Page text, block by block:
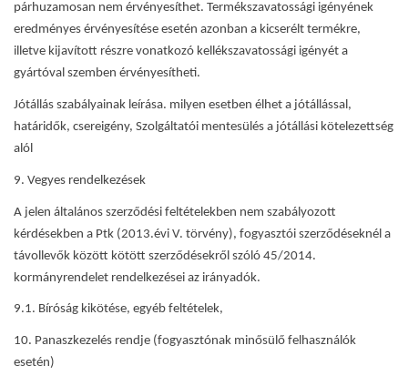
párhuzamosan nem érvényesíthet. Termékszavatossági igényének
eredményes érvényesítése esetén azonban a kicserélt termékre,
illetve kijavított részre vonatkozó kellékszavatossági igényét a
gyártóval szemben érvényesítheti.
Jótállás szabályainak leírása. milyen esetben élhet a jótállással,
határidők, csereigény, Szolgáltatói mentesülés a jótállási kötelezettség
alól
9. Vegyes rendelkezések
A jelen általános szerződési feltételekben nem szabályozott
kérdésekben a Ptk (2013.évi V. törvény), fogyasztói szerződéseknél a
távollevők között kötött szerződésekről szóló 45/2014.
kormányrendelet rendelkezései az irányadók.
9.1. Bíróság kikötése, egyéb feltételek,
10. Panaszkezelés rendje (fogyasztónak minősülő felhasználók
esetén)